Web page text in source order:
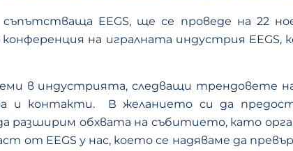
EEGS, ще се проведе на 22
на игралната индустрия EEGS,
в индустрията, следващи трендовете
и контакти. В желанието си да
разширим обхвата на събитието, като
от EEGS у нас, което се надяваме да